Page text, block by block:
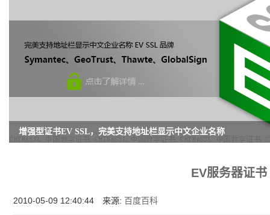
增强型证书EV SSL，完美支持地址栏显示中文企业名称
EV服务器证书
2010-05-09 12:40:44 来源: 百度百科